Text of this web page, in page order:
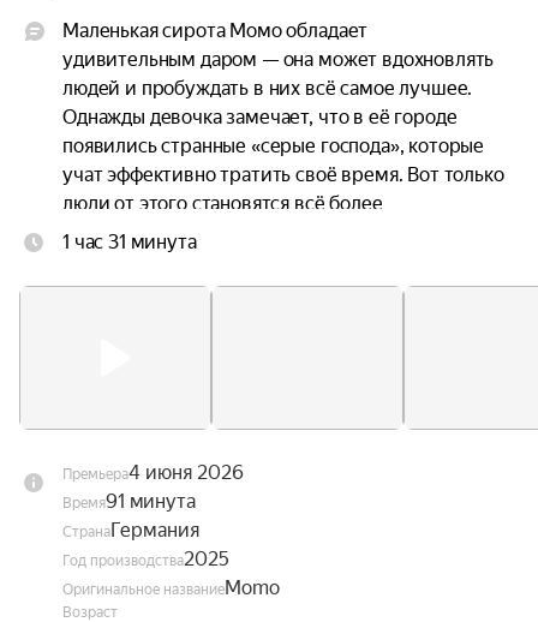
Маленькая сирота Момо обладает
удивительным даром — она может вдохновлять
людей и пробуждать в них всё самое лучшее.
Однажды девочка замечает, что в её городе
появились странные «серые господа», которые
учат эффективно тратить своё время. Вот только
люди от этого становятся всё более
несчастными, ведь в погоне за продуктивностью
объединяется с Хранителем времени и
1 час 31 минута
Премьера4 июня 2026
Время91 минута
СтранаГермания
Год производства2025
Оригинальное названиеMomo
Возраст